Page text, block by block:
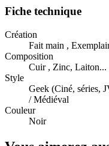
Fiche technique
Création
Fait main ,
Composition
Cuir , Zinc, Laiton...
Style
Geek (Ciné, séries,
/ Médiéval
Couleur
Noir